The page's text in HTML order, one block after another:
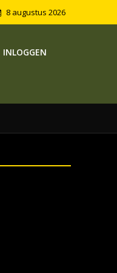
8 augustus 2026
INLOGGEN